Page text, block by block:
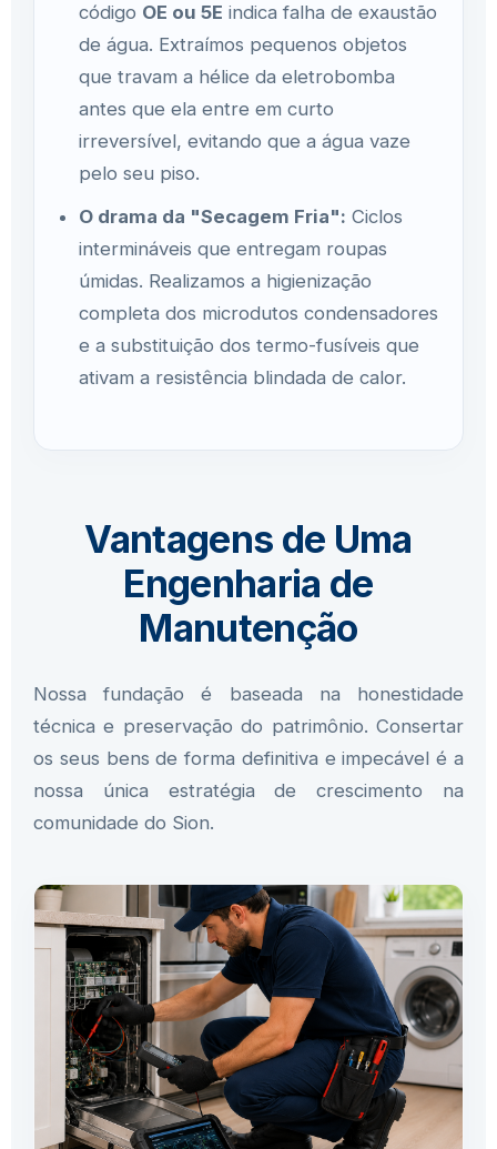
código OE ou 5E indica falha de exaustão
de água. Extraímos pequenos objetos
que travam a hélice da eletrobomba
antes que ela entre em curto
irreversível, evitando que a água vaze
pelo seu piso.
O drama da "Secagem Fria": Ciclos
intermináveis que entregam roupas
úmidas. Realizamos a higienização
completa dos microdutos condensadores
e a substituição dos termo-fusíveis que
ativam a resistência blindada de calor.
Vantagens de Uma
Engenharia de
Manutenção
Nossa fundação é baseada na honestidade
técnica e preservação do patrimônio. Consertar
os seus bens de forma definitiva e impecável é a
nossa única estratégia de crescimento na
comunidade do Sion.